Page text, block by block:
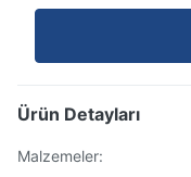
Ürün Detayları
Malzemeler: